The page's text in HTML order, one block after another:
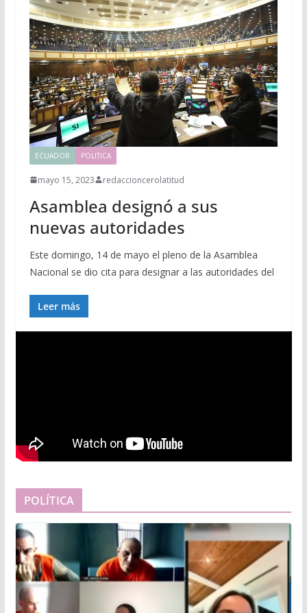
ECUADOR POLITICA
mayo 15, 2023 redaccioncerolatitud
Asamblea designó a sus
nuevas autoridades
Este domingo, 14 de mayo el pleno de la Asamblea
Nacional se dio cita para designar a las autoridades del
Leer más
POLÍTICA